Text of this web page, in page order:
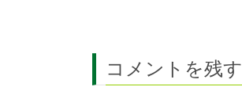
コメントを残す